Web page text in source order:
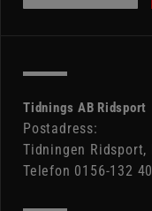
Tidnings AB Ridsport
Postadress:
Tidningen Ridsport,
Telefon 0156-132